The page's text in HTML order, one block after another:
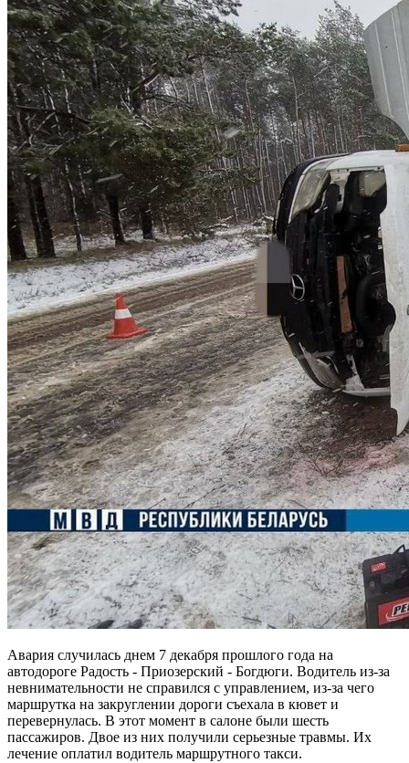
Авария случилась днем 7 декабря прошлого года на
автодороге Радость - Приозерский - Богдюги. Водитель из-за
невнимательности не справился с управлением, из-за чего
маршрутка на закруглении дороги съехала в кювет и
перевернулась. В этот момент в салоне были шесть
пассажиров. Двое из них получили серьезные травмы. Их
лечение оплатил водитель маршрутного такси.